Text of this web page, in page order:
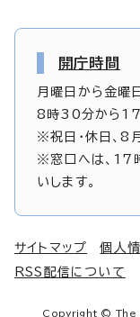
開庁時間
月曜日から金曜日
8時30分から
※祝日・休日、
※窓口へは、17
いします。
サイトマップ 個人
RSS配信について
Copyright © The